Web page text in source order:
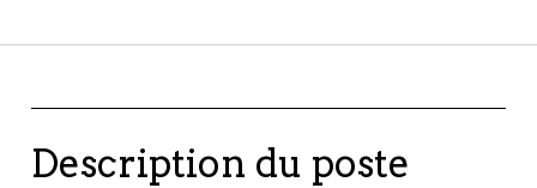
Description du poste